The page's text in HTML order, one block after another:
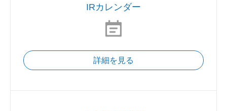
IRカレンダー
詳細を見る